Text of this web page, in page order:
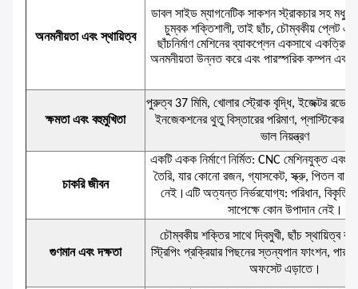
অনমনীয়তা এবং স্থায়িত্ব
ডাবল সাইড ম্যাগনেটিক সাকশন স্ট্রাকচার সহ
চুম্বক শক্তিশালী, তাই ছাঁচ, চৌম্বকীয় প্লেট
ছাঁচনির্মাণ মেশিনের ব্যাকপ্লেন একসাথে একত্রিত
অনমনীয়তা উন্নত করে এবং পারস্পরিক কম্পন
ক্ষমতা এবং বহুমুখিতা
পুরুত্ব 37 মিমি, খোলার স্ট্রোক বৃদ্ধি, ইজেক্টর রডের
ইনজেকশনের থুতু বিস্তারের পরিমাণ, প্লাস্টিকের
ভাল নিয়ন্ত্রণ
চাকরি জীবন
একটি একক নির্মাণে নির্মিত: CNC মেশিনযুক্ত এবং
তৈরি, যার কোনো রজন, গ্যাসকেট, স্ক্রু, পিতল বা
নেই।এটি অত্যন্ত নির্ভরযোগ্য: পরিধান, বিকৃতি
সাপেক্ষে কোন উপাদান নেই।
গুণমান এবং দক্ষতা
চৌম্বকীয় শক্তির সাথে দ্বিমুখী, ছাঁচ স্থায়িত্ব
স্ট্রিপিং প্রক্রিয়ার পিছনের স্তন্যপান ফাংশন,
অফসেট এড়াতে।